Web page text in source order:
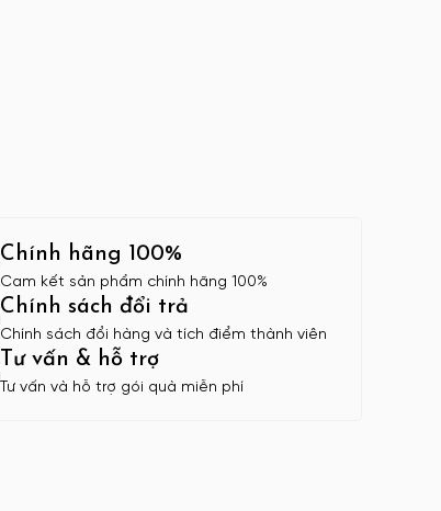
Chính hãng 100%
Cam kết sản phẩm chính hãng 100%
Chính sách đổi trả
Chính sách đổi hàng và tích điểm thành viên
Tư vấn & hỗ trợ
Tư vấn và hỗ trợ gói quà miễn phí